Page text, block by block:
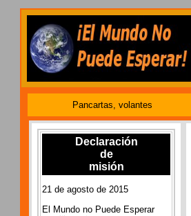
Pancartas, volantes
Declaración
de
misión
21 de agosto de 2015
El Mundo no Puede Esperar